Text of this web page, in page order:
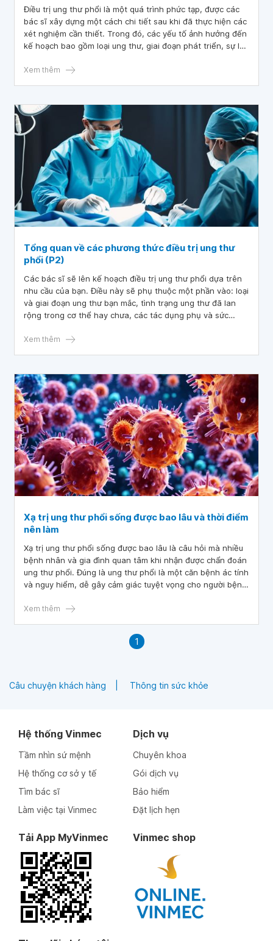
Điều trị ung thư phổi là một quá trình phức tạp, được các
bác sĩ xây dựng một cách chi tiết sau khi đã thực hiện các
xét nghiệm cần thiết. Trong đó, các yếu tố ảnh hưởng đến
kế hoạch bao gồm loại ung thư, giai đoạn phát triển, sự lan
khỏe tổng thể.
Xem thêm
Tổng quan về các phương thức điều trị ung thư
phổi (P2)
Các bác sĩ sẽ lên kế hoạch điều trị ung thư phổi dựa trên
nhu cầu của bạn. Điều này sẽ phụ thuộc một phần vào: loại
và giai đoạn ung thư bạn mắc, tình trạng ung thư đã lan
rộng trong cơ thể hay chưa, các tác dụng phụ và sức
hoạch điều trị được đề xuất, bao gồm lợi ích, tác dụng phụ,
Xem thêm
Xạ trị ung thư phổi sống được bao lâu và thời điểm
nên làm
Xạ trị ung thư phổi sống được bao lâu là câu hỏi mà nhiều
bệnh nhân và gia đình quan tâm khi nhận được chẩn đoán
ung thư phổi. Đúng là ung thư phổi là một căn bệnh ác tính
và nguy hiểm, dễ gây cảm giác tuyệt vọng cho người bệnh,
hiệu quả, trong đó xạ trị là một phương pháp có thể giúp
Xem thêm
1
Câu chuyện khách hàng Thông tin sức khỏe
Hệ thống Vinmec
Tầm nhìn sứ mệnh
Hệ thống cơ sở y tế
Tìm bác sĩ
Làm việc tại Vinmec
Dịch vụ
Chuyên khoa
Gói dịch vụ
Bảo hiểm
Đặt lịch hẹn
Tải App MyVinmec Vinmec shop